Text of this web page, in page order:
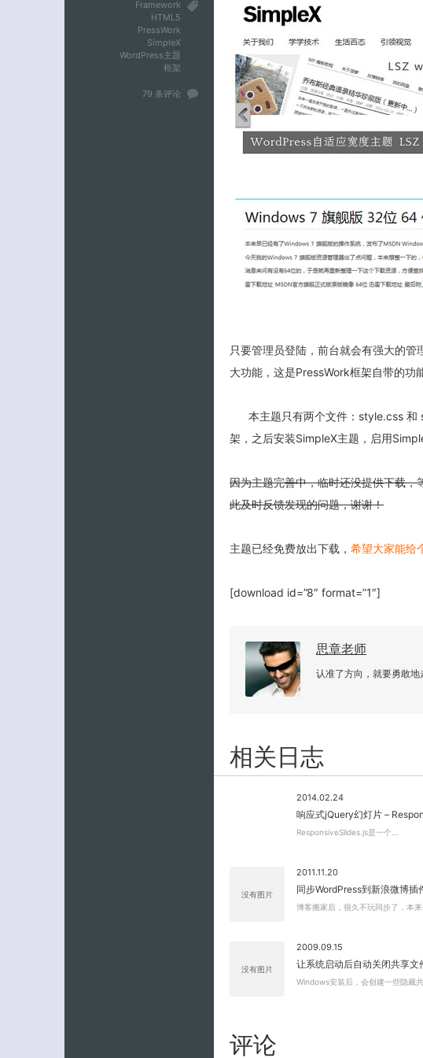
Framework
HTML5
PressWork
SimpleX
WordPress主题
框架
79 条评论
只要管理员登陆，前台就会有强大的
大功能，这是PressWork框架自带的功能
本主题只有两个文件：style.css
架，之后安装SimpleX主题，启用
因为主题完善中，临时还没提供下载
此及时反馈发现的问题，谢谢！
主题已经免费放出下载， 希望大家能给
[download id=”8″ format=”1″]
思章老师
认准了方向，就要勇敢地
相关日志
2014.02.24
响应式jQuery幻灯片 –
ResponsiveSlides.js是一个…
没有图片
2011.11.20
同步WordPress到新浪微博
博客搬家后，很久不玩同步了，本来
没有图片
2009.09.15
让系统启动后自动关闭共享文
Windows安装后，会创建一些隐藏
评论